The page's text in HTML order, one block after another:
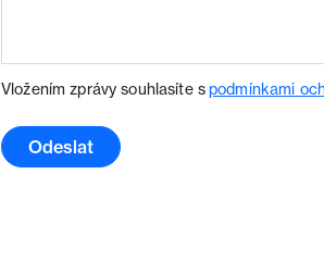
Vložením zprávy souhlasíte spodmínkami
Odeslat